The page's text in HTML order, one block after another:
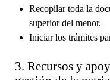
Recopilar toda la
superior del menor.
Iniciar los trámites
3. Recursos y